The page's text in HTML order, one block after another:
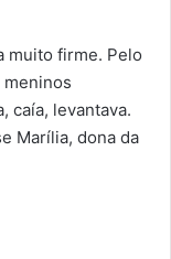
muito firme. Pelo
caía, levantava.
Marília, dona da